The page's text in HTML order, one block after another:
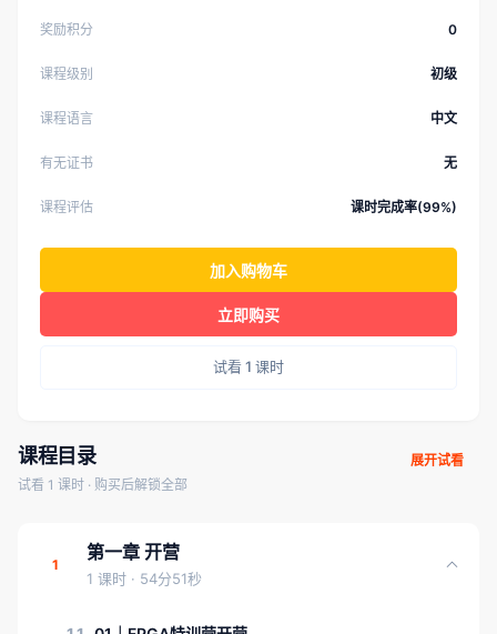
奖励积分 0
课程级别 初级
课程语言 中文
有无证书 无
课程评估 课时完成率(99%)
加入购物车
立即购买
试看 1 课时
课程目录
试看 1 课时 · 购买后解锁全部
展开试看
1
第一章 开营
1 课时 · 54分51秒